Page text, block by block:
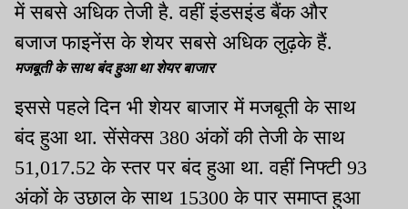
में सबसे अधिक तेजी है. वहीं इंडसइंड बैंक और
बजाज फाइनेंस के शेयर सबसे अधिक लुढ़के हैं.
मजबूती के साथ बंद हुआ था शेयर बाजार
इससे पहले दिन भी शेयर बाजार में मजबूती के साथ
बंद हुआ था. सेंसेक्स 380 अंकों की तेजी के साथ
51,017.52 के स्तर पर बंद हुआ था. वहीं निफ्टी 93
अंकों के उछाल के साथ 15300 के पार समाप्त हुआ